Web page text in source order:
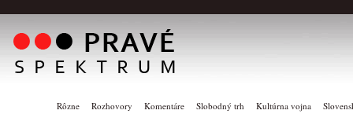
Rôzne Rozhovory Komentáre Slobodný trh Kultúrna vojna